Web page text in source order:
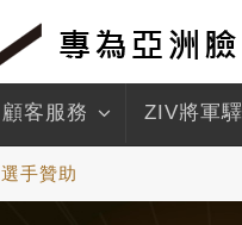
顧客服務 ZIV將軍
選手贊助